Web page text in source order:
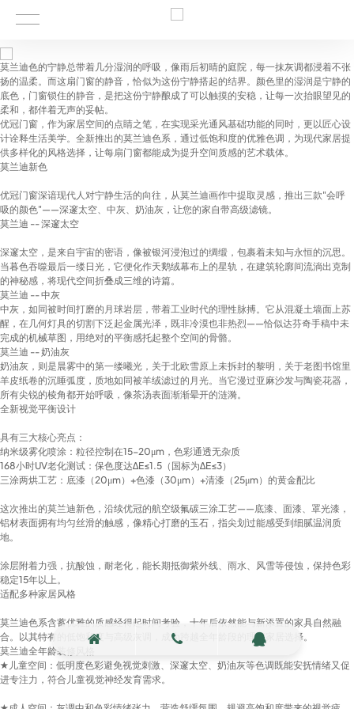
莫兰迪色的宁静总带着几分湿润的呼吸，像雨后初晴的庭院，每一抹灰调都浸着不张
扬的温柔。而这扇门窗的静音，恰似为这份宁静搭起的结界。颜色里的湿润是宁静的
底色，门窗锁住的静音，是把这份宁静酿成了可以触摸的安稳，让每一次抬眼望见的
柔和，都伴着无声的妥帖。
优冠门窗，作为家居空间的点睛之笔，在实现采光通风基础功能的同时，更以匠心设
计诠释生活美学。全新推出的莫兰迪色系，通过低饱和度的优雅色调，为现代家居提
供多样化的风格选择，让每扇门窗都能成为提升空间质感的艺术载体。
莫兰迪新色
优冠门窗深谙现代人对宁静生活的向往，从莫兰迪画作中提取灵感，推出三款"会呼
吸的颜色"——深邃太空、中灰、奶油灰，让您的家自带高级滤镜。
莫兰迪 -- 深邃太空
深邃太空，是来自宇宙的密语，像被银河浸泡过的绸缎，包裹着未知与永恒的沉思。
当暮色吞噬最后一缕日光，它便化作天鹅绒幕布上的星轨，在建筑轮廓间流淌出克制
的神秘感，将现代空间折叠成三维的诗篇。
莫兰迪 -- 中灰
中灰，如同被时间打磨的月球岩层，带着工业时代的理性脉搏。它从混凝土墙面上苏
醒，在几何灯具的切割下泛起金属光泽，既非冷漠也非热烈——恰似达芬奇手稿中未
完成的机械草图，用绝对的平衡感托起整个空间的骨骼。
莫兰迪 -- 奶油灰
奶油灰，则是晨雾中的第一缕曦光，关于北欧雪原上未拆封的黎明，关于老图书馆里
羊皮纸卷的沉睡弧度，质地如同被羊绒滤过的月光。当它漫过亚麻沙发与陶瓷花器，
所有尖锐的棱角都开始呼吸，像茶汤表面渐渐晕开的涟漪。
全新视觉平衡设计
具有三大核心亮点：
纳米级雾化喷涂：粒径控制在15-20μm，色彩通透无杂质
168小时UV老化测试：保色度达ΔE≤1.5（国标为ΔE≤3）
三涂两烘工艺：底漆（20μm）+色漆（30μm）+清漆（25μm）的黄金配比
这次推出的莫兰迪新色，沿续优冠的航空级氟碳三涂工艺——底漆、面漆、罩光漆，
铝材表面拥有均匀丝滑的触感，像精心打磨的玉石，指尖划过能感受到细腻温润质
地。
涂层附着力强，抗酸蚀，耐老化，能长期抵御紫外线、雨水、风雪等侵蚀，保持色彩
稳定15年以上。
适配多种家居风格
莫兰迪色系含蓄优雅的质感经得起时间考验，十年后依然能与新添置的家具自然融
合。以其特有的低饱和度与高级灰调，成为跨越全年龄段的理想家居选择。
莫兰迪全年龄装修风格
★儿童空间：低明度色彩避免视觉刺激、深邃太空、奶油灰等色调既能安抚情绪又促
进专注力，符合儿童视觉神经发育需求‌。